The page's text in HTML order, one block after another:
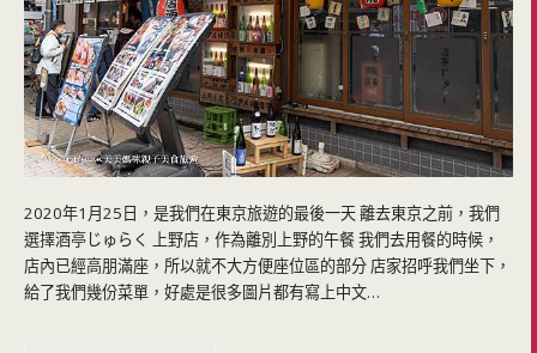
2020年1月25日，是我們在東京旅遊的最後一天 離去東京之前，我們
選擇酒亭じゅらく 上野店，作為離別上野的午餐 我們去用餐的時候，
店內已經高朋滿座，所以就不大方便座位區的部分 店家招呼我們坐下，
給了我們幾份菜單，好處是很多圖片都有寫上中文…